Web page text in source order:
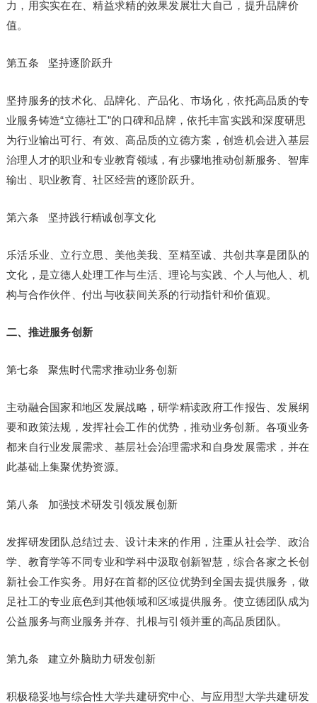
力，用实实在在、精益求精的效果发展壮大自己，提升品牌价
值。
第五条 坚持逐阶跃升
坚持服务的技术化、品牌化、产品化、市场化，依托高品质的专
业服务铸造“立德社工”的口碑和品牌，依托丰富实践和深度研思
为行业输出可行、有效、高品质的立德方案，创造机会进入基层
治理人才的职业和专业教育领域，有步骤地推动创新服务、智库
输出、职业教育、社区经营的逐阶跃升。
第六条 坚持践行精诚创享文化
乐活乐业、立行立思、美他美我、至精至诚、共创共享是团队的
文化，是立德人处理工作与生活、理论与实践、个人与他人、机
构与合作伙伴、付出与收获间关系的行动指针和价值观。
二、推进服务创新
第七条 聚焦时代需求推动业务创新
主动融合国家和地区发展战略，研学精读政府工作报告、发展纲
要和政策法规，发挥社会工作的优势，推动业务创新。各项业务
都来自行业发展需求、基层社会治理需求和自身发展需求，并在
此基础上集聚优势资源。
第八条 加强技术研发引领发展创新
发挥研发团队总结过去、设计未来的作用，注重从社会学、政治
学、教育学等不同专业和学科中汲取创新智慧，综合各家之长创
新社会工作实务。用好在首都的区位优势到全国去提供服务，做
足社工的专业底色到其他领域和区域提供服务。使立德团队成为
公益服务与商业服务并存、扎根与引领并重的高品质团队。
第九条 建立外脑助力研发创新
积极稳妥地与综合性大学共建研究中心、与应用型大学共建研发